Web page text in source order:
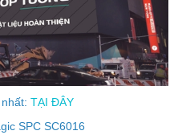
TẠI ĐÂY
SPC SC6016